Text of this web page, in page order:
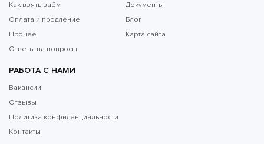
Как взять заём
Оплата и продление
Прочее
Ответы на вопросы
Документы
Блог
Карта сайта
РАБОТА С НАМИ
Вакансии
Отзывы
Политика конфиденциальности
Контакты